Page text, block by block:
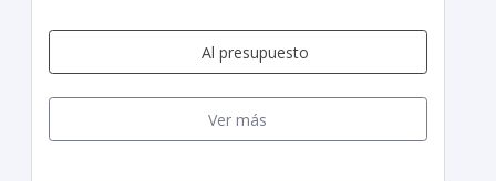
Al presupuesto
Ver más